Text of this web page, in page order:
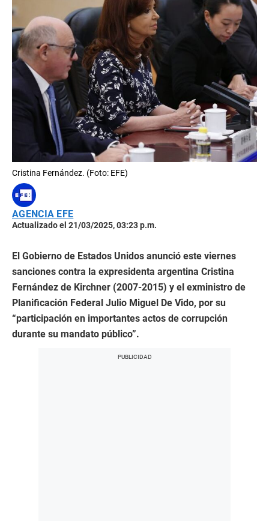
Cristina Fernández. (Foto: EFE)
AGENCIA EFE
Actualizado el 21/03/2025, 03:23 p.m.
El Gobierno de Estados Unidos anunció este viernes
sanciones contra la expresidenta argentina Cristina
Fernández de Kirchner (2007-2015) y el exministro de
Planificación Federal Julio Miguel De Vido, por su
“participación en importantes actos de corrupción
durante su mandato público”.